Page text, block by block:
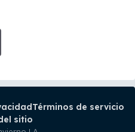
Términos de servicio
sitio